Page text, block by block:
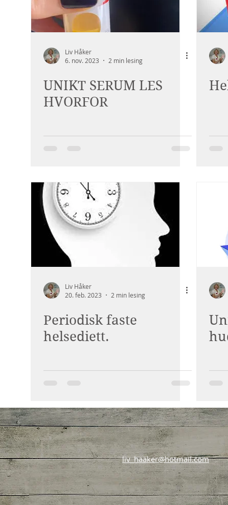
Liv Håker
6. nov. 2023
2 min lesing
UNIKT SERUM LES
HVORFOR
Liv Håker
20. feb. 2023
2 min lesing
Periodisk faste
helsediett.
liv_haaker@hotmail.com